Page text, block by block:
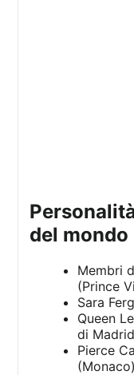
Personalità ed eventi salienti
del
Membri
(Prince
Sara
Queen
di Madrid
Pierce
(Monaco)